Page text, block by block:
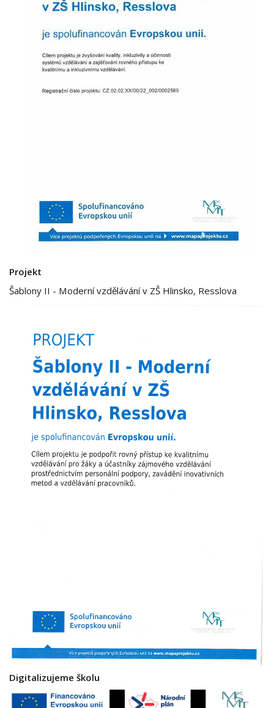
Projekt
Šablony II - Moderní vzdělávání v ZŠ Hlinsko, Resslova
Digitalizujeme školu